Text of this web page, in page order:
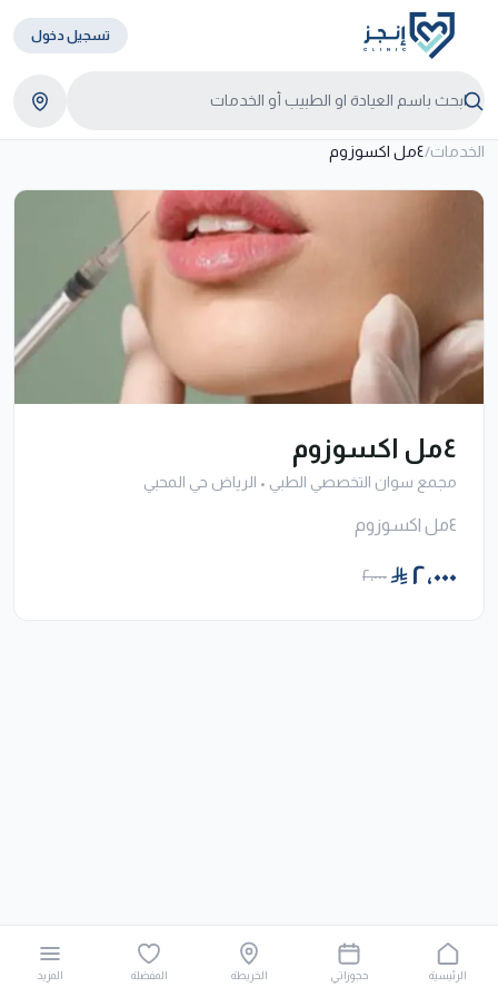
تسجيل دخول
الخدمات/٤مل اكسوزوم
٤مل اكسوزوم
مجمع سوان التخصصي الطبي • الرياض حي المحبي
٤مل اكسوزوم
٢٬٠٠٠ ٢٬٠٠٠
الرئيسية حجوزاتي الخريطة المفضلة المزيد